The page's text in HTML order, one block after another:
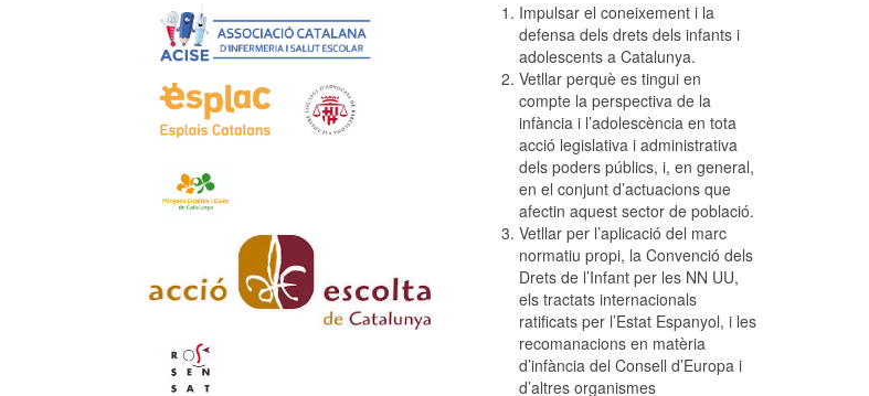
Impulsar el coneixement i la
defensa dels drets dels infants i
adolescents a Catalunya.
Vetllar perquè es tingui en
compte la perspectiva de la
infància i l’adolescència en tota
acció legislativa i administrativa
dels poders públics, i, en general,
en el conjunt d’actuacions que
afectin aquest sector de població.
Vetllar per l’aplicació del marc
normatiu propi, la Convenció dels
Drets de l’Infant per les NN UU,
els tractats internacionals
ratificats per l’Estat Espanyol, i les
recomanacions en matèria
d’infància del Consell d’Europa i
d’altres organismes